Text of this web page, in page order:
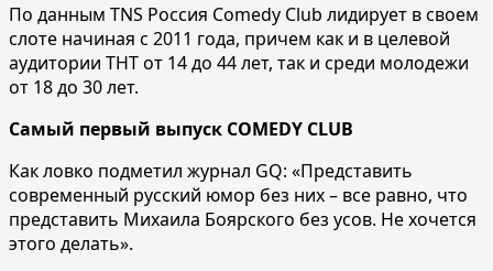
По данным TNS Россия Comedy Club лидирует в своем
слоте начиная с 2011 года, причем как и в целевой
аудитории ТНТ от 14 до 44 лет, так и среди молодежи
от 18 до 30 лет.
Самый первый выпуск COMEDY CLUB
Как ловко подметил журнал GQ: «Представить
современный русский юмор без них – все равно, что
представить Михаила Боярского без усов. Не хочется
этого делать».